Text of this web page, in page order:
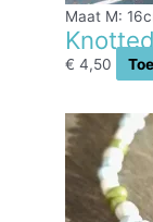
Maat M:
€ 4,50